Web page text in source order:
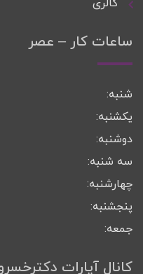
گالری
ساعات کار – عصر
شنبه:
یکشنبه:
دوشنبه:
سه شنبه:
چهارشنبه:
پنجشنبه:
جمعه:
کانال آپارات